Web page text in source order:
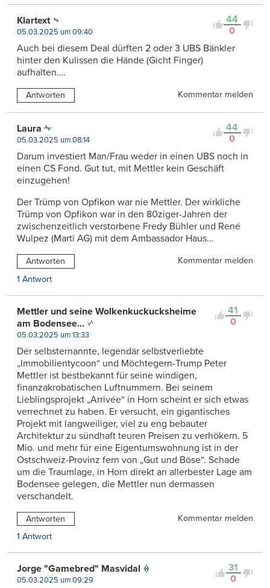
44
0
Klartext
05.03.2025 um 09:40
Auch bei diesem Deal dürften 2 oder 3 UBS Bänkler
hinter den Kulissen die Hände (Gicht Finger)
aufhalten….
Antworten Kommentar melden
44
0
Laura
05.03.2025 um 08:14
Darum investiert Man/Frau weder in einen UBS noch in
einen CS Fond. Gut tut, mit Mettler kein Geschäft
einzugehen!
Der Trümp von Opfikon war nie Mettler. Der wirkliche
Trümp von Opfikon war in den 80ziger-Jahren der
zwischenzeitlich verstorbene Fredy Bühler und René
Wulpez (Marti AG) mit dem Ambassador Haus…
Antworten
Kommentar melden
1 Antwort
41
0
Mettler und seine Wolkenkuckucksheime
am Bodensee...
05.03.2025 um 13:33
Der selbsternannte, legendär selbstverliebte
„Immobilientycoon“ und Möchtegern-Trump Peter
Mettler ist bestbekannt für seine windigen,
finanzakrobatischen Luftnummern. Bei seinem
Lieblingsprojekt „Arrivée“ in Horn scheint er sich etwas
verrechnet zu haben. Er versucht, ein gigantisches
Projekt mit langweiliger, viel zu eng bebauter
Architektur zu sündhaft teuren Preisen zu verhökern. 5
Mio. und mehr für eine Eigentumswohnung ist in der
Ostschweiz-Provinz fern von „Gut und Böse“. Schade
um die Traumlage, in Horn direkt an allerbester Lage am
Bodensee gelegen, die Mettler nun dermassen
verschandelt.
Antworten
Kommentar melden
1 Antwort
31
0
Jorge "Gamebred" Masvidal
05.03.2025 um 09:29